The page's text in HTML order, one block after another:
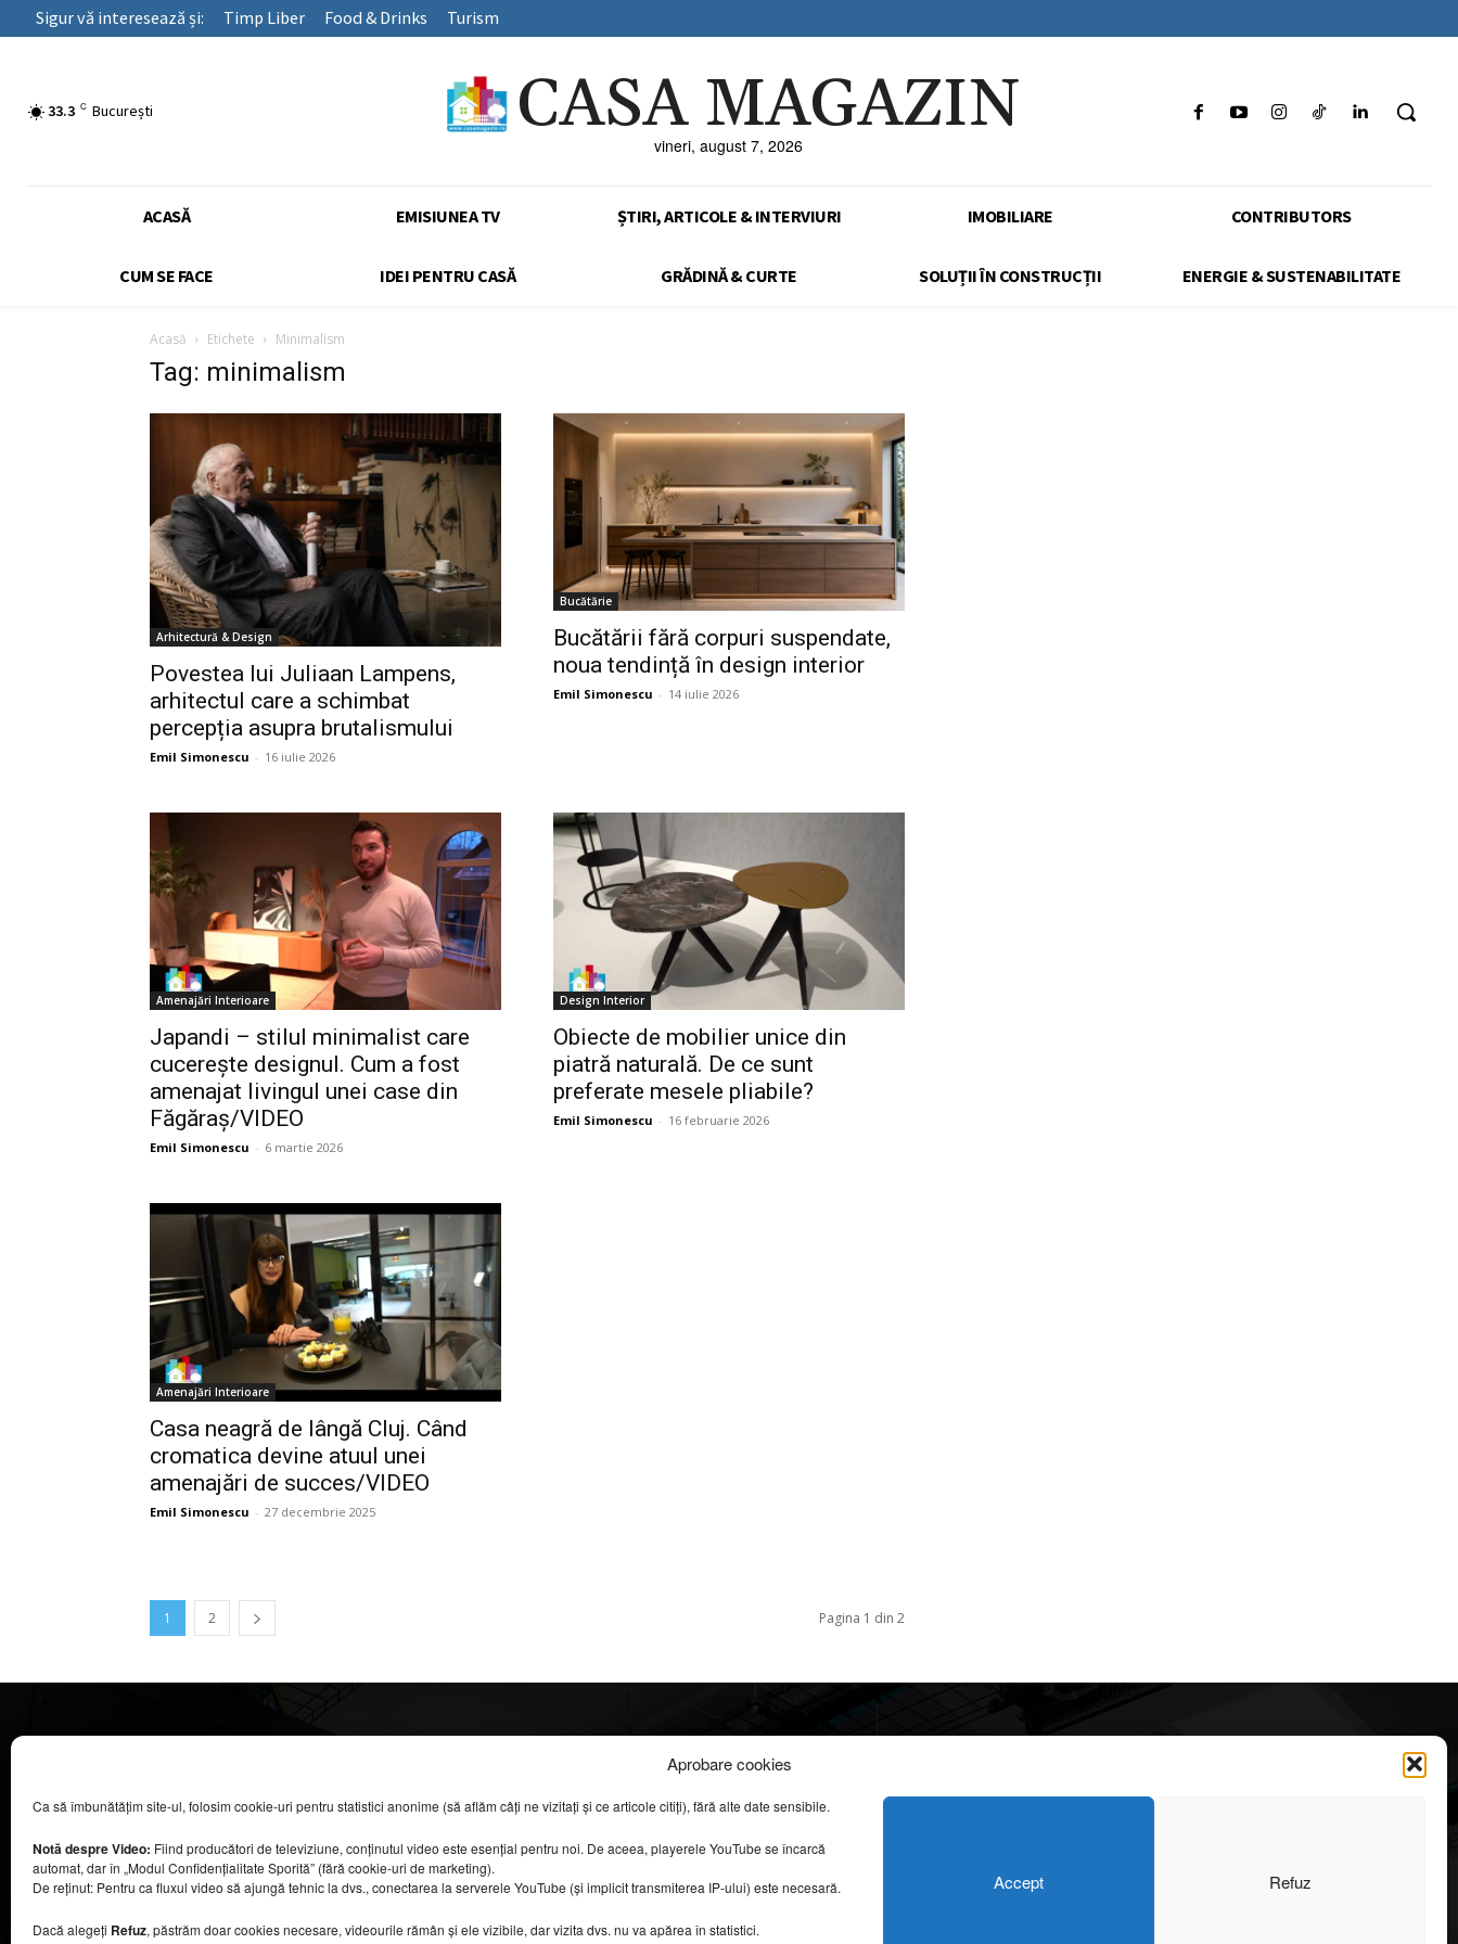
Aprobare cookies
Ca să îmbunătățim site-ul, folosim cookie-uri pentru statistici anonime (să aflăm câți ne vizitați și ce articole citiți), fără alte date sensibile.
Notă despre Video: Fiind producători de televiziune, conținutul video este esențial pentru noi. De aceea, playerele YouTube se încarcă
automat, dar în „Modul Confidențialitate Sporită” (fără cookie-uri de marketing).
De reținut: Pentru ca fluxul video să ajungă tehnic la dvs., conectarea la serverele YouTube (și implicit transmiterea IP-ului) este necesară.
Dacă alegeți Refuz, păstrăm doar cookies necesare, videourile rămân și ele vizibile, dar vizita dvs. nu va apărea în statistici.
Accept Refuz
Sigur vă interesează și: Timp Liber Food & Drinks Turism
33.3 C București CASA MAGAZIN
vineri, august 7, 2026
ACASĂ EMISIUNEA TV ȘTIRI, ARTICOLE & INTERVIURI IMOBILIARE CONTRIBUTORS
CUM SE FACE IDEI PENTRU CASĂ GRĂDINĂ & CURTE SOLUȚII ÎN CONSTRUCȚII ENERGIE & SUSTENABILITATE
Acasă Etichete Minimalism
Tag: minimalism
Arhitectură & Design
Povestea lui Juliaan Lampens,
arhitectul care a schimbat
percepția asupra brutalismului
Emil Simonescu - 16 iulie 2026
Bucătărie
Bucătării fără corpuri suspendate,
noua tendință în design interior
Emil Simonescu - 14 iulie 2026
Amenajări Interioare
Japandi – stilul minimalist care
cucerește designul. Cum a fost
amenajat livingul unei case din
Făgăraș/VIDEO
Emil Simonescu - 6 martie 2026
Design Interior
Obiecte de mobilier unice din
piatră naturală. De ce sunt
preferate mesele pliabile?
Emil Simonescu - 16 februarie 2026
Amenajări Interioare
Casa neagră de lângă Cluj. Când
cromatica devine atuul unei
amenajări de succes/VIDEO
Emil Simonescu - 27 decembrie 2025
1 2 Pagina 1 din 2
COOL MEDIA BROADCASTING & EVENTS SRL.
Toate drepturile rezervate.
Contacte în secțiunea „Despre noi”.
Urmăriți emisiunea Casa Magazin pe Digi24,
sâmbătă, de la ora 9:30.
Info
DESPRE NOI
CONFIDENȚIALITATE & COOKIES
apreciate
102
Cele mai impresionante cabane